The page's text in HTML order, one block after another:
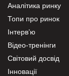
Аналітика ринку
Топи про ринок
Інтерв’ю
Відео-тренінги
Світовий досвід
Інновації